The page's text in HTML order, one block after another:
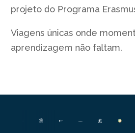
projeto do Programa
Viagens únicas onde
aprendizagem não faltam.